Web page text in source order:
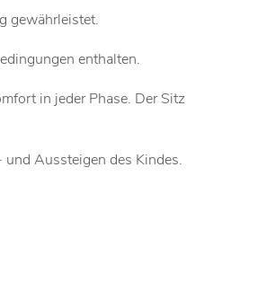
gewährleistet.
enthalten.
in jeder Phase. Der Sitz
Aussteigen des Kindes.